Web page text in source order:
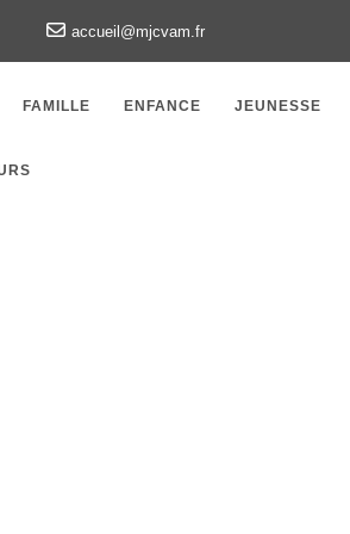
accueil@mjcvam.fr
FAMILLE ENFANCE JEUNESSE